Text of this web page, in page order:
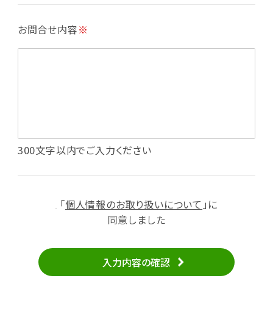
・メールマガジンの配信
・本サービスに関する規約等の変更の通知
・投稿したクチコミ情報、写真の本サービスへの
・メールマガジン、お知らせ、広告等の配信
（2）ユーザーからのお問い合わせへの対応
せの内容確認、返答
・当サービスの品質改善
お問合せ内容※
300文字以内でご入力ください
「個人情報のお取り扱いについて 」に
同意しました
入力内容の確認